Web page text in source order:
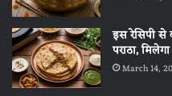
इस रेसिपी से
पराठा,
March 14,